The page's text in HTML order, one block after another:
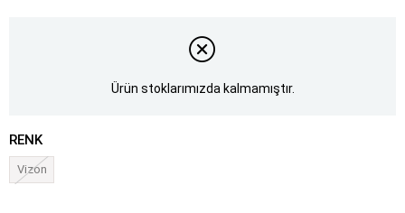
Ürün stoklarımızda kalmamıştır.
RENK
Vizon